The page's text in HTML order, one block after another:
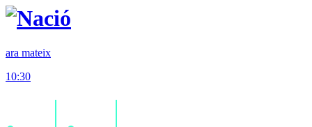
ara mateix
10:30